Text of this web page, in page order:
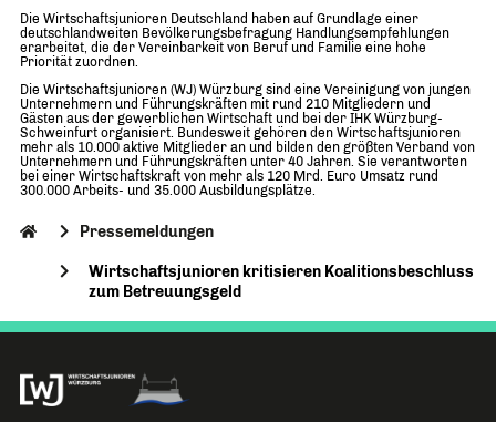
Die Wirtschaftsjunioren Deutschland haben auf Grundlage einer
deutschlandweiten Bevölkerungsbefragung Handlungsempfehlungen
erarbeitet, die der Vereinbarkeit von Beruf und Familie eine hohe
Priorität zuordnen.
Die Wirtschaftsjunioren (WJ) Würzburg sind eine Vereinigung von jungen
Unternehmern und Führungskräften mit rund 210 Mitgliedern und
Gästen aus der gewerblichen Wirtschaft und bei der IHK Würzburg-
Schweinfurt organisiert. Bundesweit gehören den Wirtschaftsjunioren
mehr als 10.000 aktive Mitglieder an und bilden den größten Verband von
Unternehmern und Führungskräften unter 40 Jahren. Sie verantworten
bei einer Wirtschaftskraft von mehr als 120 Mrd. Euro Umsatz rund
300.000 Arbeits- und 35.000 Ausbildungsplätze.
Pressemeldungen
Wirtschaftsjunioren kritisieren Koalitionsbeschluss
zum Betreuungsgeld